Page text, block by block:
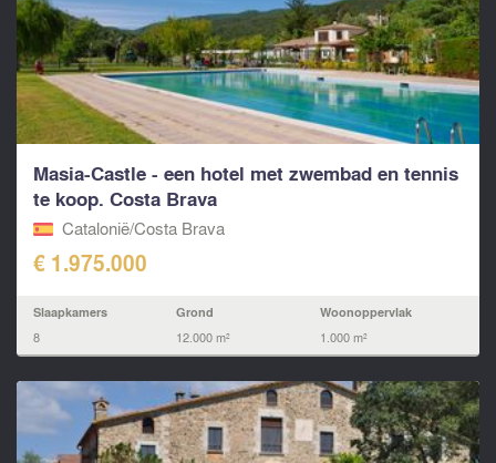
Masia-Castle - een hotel met zwembad en tennis
te koop. Costa Brava
Catalonië/Costa Brava
€ 1.975.000
Slaapkamers
8
Grond
12.000 m²
Woonoppervlak
1.000 m²